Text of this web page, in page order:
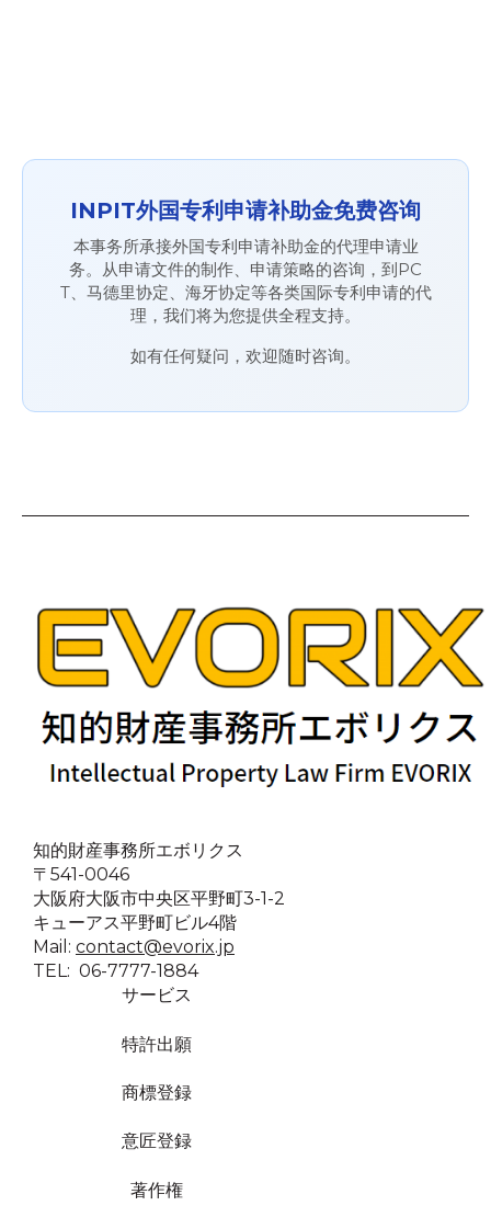
INPIT外国专利申请补助金免费咨询
本事务所承接外国专利申请补助金的代理申请业
务。从申请文件的制作、申请策略的咨询，到PC
T、马德里协定、海牙协定等各类国际专利申请的代
理，我们将为您提供全程支持。
如有任何疑问，欢迎随时咨询。
知的財産事務所エボリクス
〒541-0046
大阪府大阪市中央区平野町3-1-2
キューアス平野町ビル4階
Mail: contact@evorix.jp
TEL: 06-7777-1884
サービス
特許出願
商標登録
意匠登録
著作権